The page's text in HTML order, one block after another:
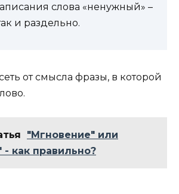
слова «ненужный» –
и раздельно.
от смысла фразы, в которой
"Мгновение" или
- как правильно?